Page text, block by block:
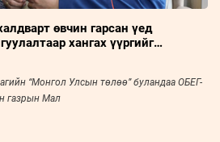
өвчин гарсан үед
хангах үүргийг
“Монгол Улсын төлөө” буландаа ОБЕГ-
газрын Мал